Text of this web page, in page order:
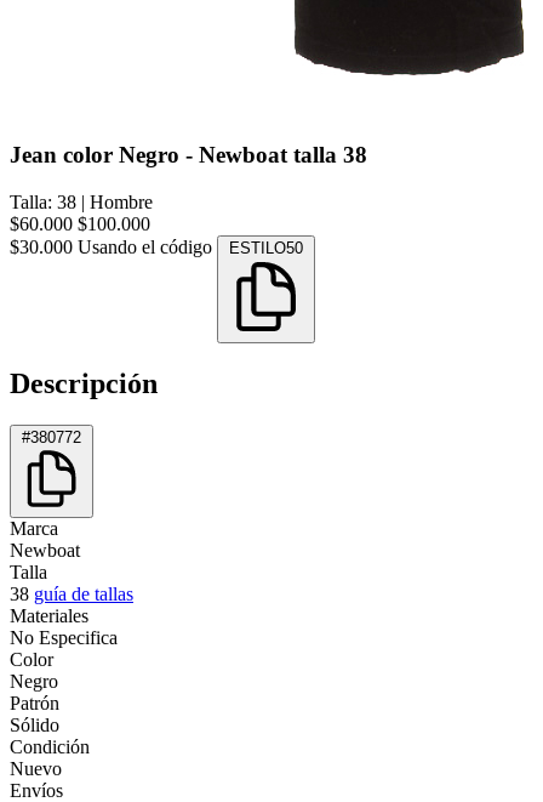
Jean color Negro - Newboat talla 38
Talla: 38 | Hombre
$60.000 $100.000
$30.000 Usando el código ESTILO50
Descripción
#380772
Marca
Newboat
Talla
38 guía de tallas
Materiales
No Especifica
Color
Negro
Patrón
Sólido
Condición
Nuevo
Envíos